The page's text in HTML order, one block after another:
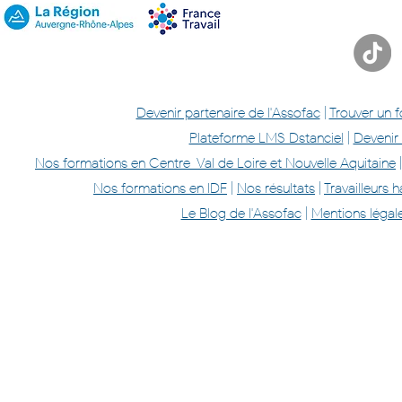
Devenir partenaire de l'Assofac Trouver un
Plateforme LMS Dstanciel
Nos formations en Centre-Val de Loire et Nouvelle Aquitaine
Nos formations en IDF
Nos résultats Travailleurs
Le Blog de l'Assofac
Mentions